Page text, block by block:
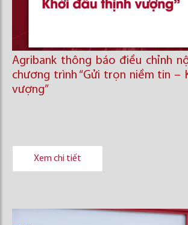
Agribank thông báo điều chỉnh
chương trình “Gửi trọn niềm tin –
vượng”
Xem chi tiết